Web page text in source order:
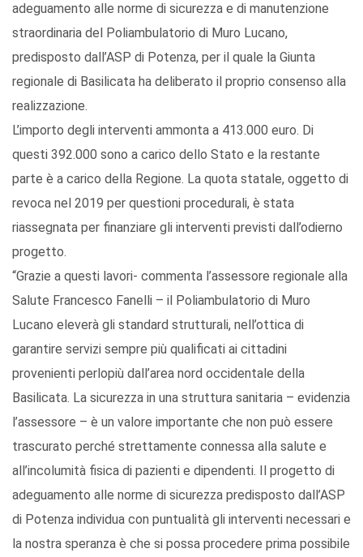
adeguamento alle norme di sicurezza e di manutenzione
straordinaria del Poliambulatorio di Muro Lucano,
predisposto dall’ASP di Potenza, per il quale la Giunta
regionale di Basilicata ha deliberato il proprio consenso alla
realizzazione.
L’importo degli interventi ammonta a 413.000 euro. Di
questi 392.000 sono a carico dello Stato e la restante
parte è a carico della Regione. La quota statale, oggetto di
revoca nel 2019 per questioni procedurali, è stata
riassegnata per finanziare gli interventi previsti dall’odierno
progetto.
“Grazie a questi lavori- commenta l’assessore regionale alla
Salute Francesco Fanelli – il Poliambulatorio di Muro
Lucano eleverà gli standard strutturali, nell’ottica di
garantire servizi sempre più qualificati ai cittadini
provenienti perlopiù dall’area nord occidentale della
Basilicata. La sicurezza in una struttura sanitaria – evidenzia
l’assessore – è un valore importante che non può essere
trascurato perché strettamente connessa alla salute e
all’incolumità fisica di pazienti e dipendenti. Il progetto di
adeguamento alle norme di sicurezza predisposto dall’ASP
di Potenza individua con puntualità gli interventi necessari e
la nostra speranza è che si possa procedere prima possibile